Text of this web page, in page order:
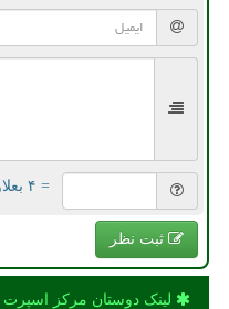
= ۴ بعلاوه ۱
ثبت نظر
لینک دوستان مركز اسپرت